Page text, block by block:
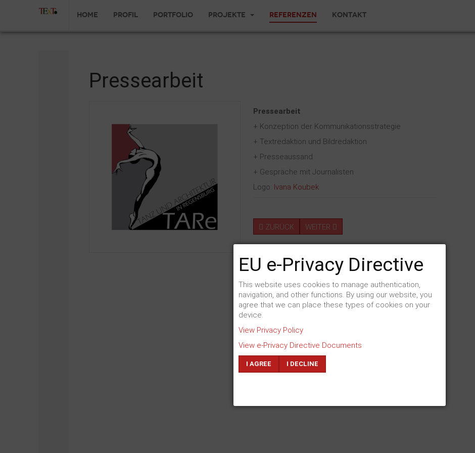
Home Profil Portfolio Projekte Referenzen Kontakt
Pressearbeit
Pressearbeit
+ Konzeption der Kommunikationsstrategie
+ Textredaktion und Bildredaktion
+ Presseaussand
+ Gespräche mit Journalisten
Logo: Ivana Koubek
ZURÜCK WEITER
EU e-Privacy Directive
This website uses cookies to manage authentication,
navigation, and other functions. By using our website, you
agree that we can place these types of cookies on your
device.
View Privacy Policy
View e-Privacy Directive Documents
I AGREE I DECLINE